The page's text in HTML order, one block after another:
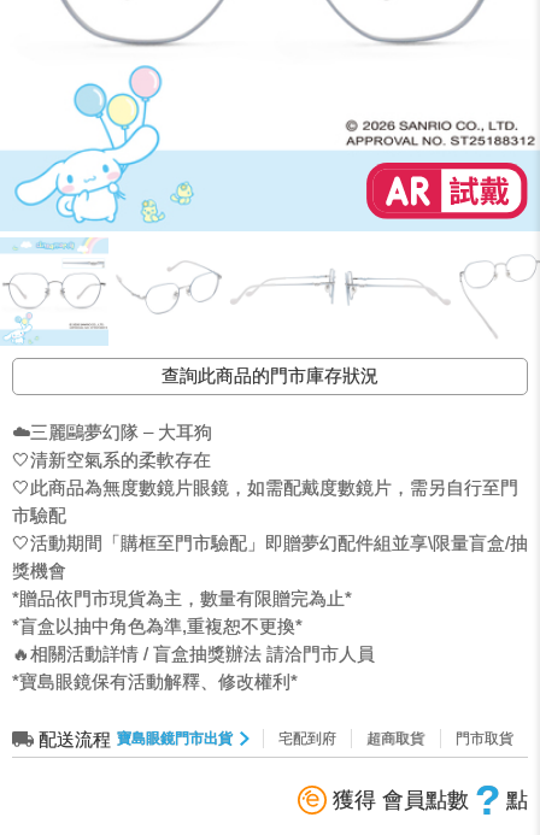
查詢此商品的門市庫存狀況
☁️三麗鷗夢幻隊 – 大耳狗
🤍清新空氣系的柔軟存在
🤍此商品為無度數鏡片眼鏡，如需配戴度數鏡片，需另自行至門
市驗配
🤍活動期間「購框至門市驗配」即贈夢幻配件組並享\限量盲盒/抽
獎機會
*贈品依門市現貨為主，數量有限贈完為止*
*盲盒以抽中角色為準,重複恕不更換*
🔥相關活動詳情 / 盲盒抽獎辦法 請洽門市人員
*寶島眼鏡保有活動解釋、修改權利*
配送流程 寶島眼鏡門市出貨 宅配到府 超商取貨 門市取貨
獲得 會員點數 ? 點